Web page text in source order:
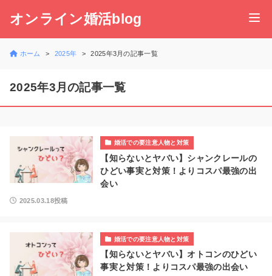
オンライン婚活blog
ホーム 2025年 2025年3月の記事一覧
2025年3月の記事一覧
婚活での要注意人物と対策
【知らないとヤバい】シャンクレールの
ひどい事実と対策！よりコスパ最強の出
会い
2025.03.18投稿
婚活での要注意人物と対策
【知らないとヤバい】オトコンのひどい
事実と対策！よりコスパ最強の出会い